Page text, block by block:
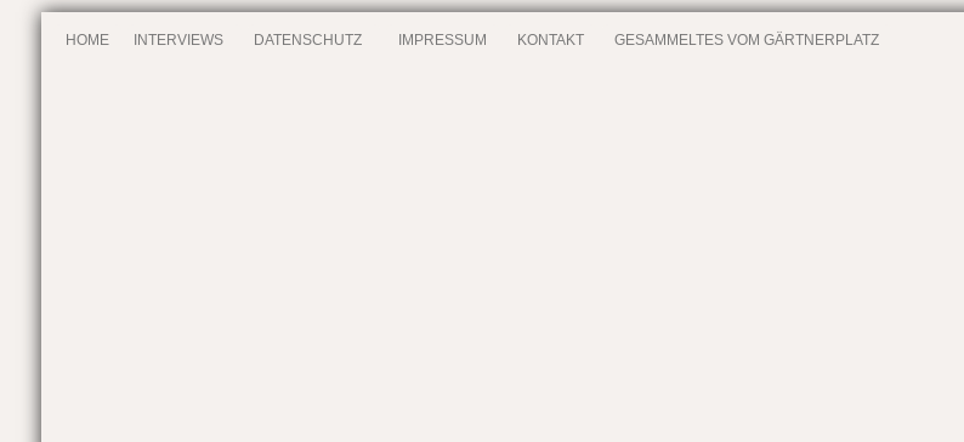
HOME INTERVIEWS DATENSCHUTZ IMPRESSUM KONTAKT GESAMMELTES VOM GÄRTNERPLATZ